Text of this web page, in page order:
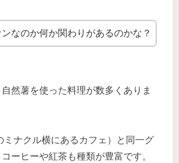
ンなのか何か関わりがあるのかな？
然薯を使った料理が数多くありま
ミナクル横にあるカフェ）と同一グ
ーヒーや紅茶も種類が豊富です。